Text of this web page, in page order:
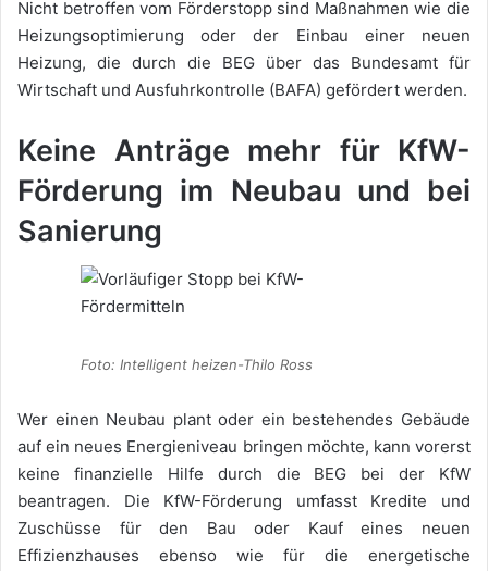
Nicht betroffen vom Förderstopp sind Maßnahmen wie die
Heizungsoptimierung oder der Einbau einer neuen
Heizung, die durch die BEG über das Bundesamt für
Wirtschaft und Ausfuhrkontrolle (BAFA) gefördert werden.
Keine Anträge mehr für KfW-
Förderung im Neubau und bei
Sanierung
Foto: Intelligent heizen-Thilo Ross
Wer einen Neubau plant oder ein bestehendes Gebäude
auf ein neues Energieniveau bringen möchte, kann vorerst
keine finanzielle Hilfe durch die BEG bei der KfW
beantragen. Die KfW-Förderung umfasst Kredite und
Zuschüsse für den Bau oder Kauf eines neuen
Effizienzhauses ebenso wie für die energetische